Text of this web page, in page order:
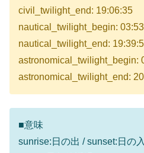
civil_twilight_end: 19:06:35
nautical_twilight_begin:
nautical_twilight_end:
astronomical_twilight_begin:
astronomical_twilight_end:
■意味
sunrise:日の出 / sunset:日の